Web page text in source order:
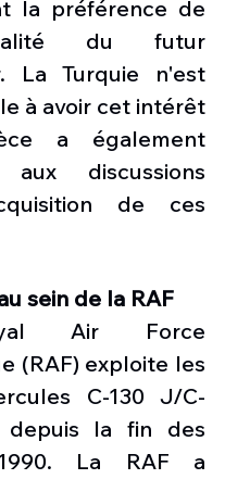
la préférence de
du futur
La Turquie n'est
à avoir cet intérêt
a également
aux discussions
de ces
sein de la RAF
Air Force
(RAF) exploite les
C-130 J/C-
depuis la fin des
La RAF a